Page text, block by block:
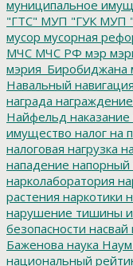
муниципальное
"ГТС" МУП "ГУК МУП
мусор мусорная
МЧС МЧС РФ мэр
мэрия_Биробиджана
Навальный навигация
награда награждение
Найфельд наказание
имущество налог на
налоговая нагрузка
нападение напорный
нарколаборатория
растения наркотики
нарушение тишины и
безопасности насвай
Баженова наука
национальный